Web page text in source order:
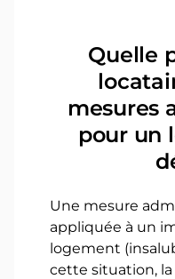
Quelle
mesures
pour un
Une mesure
appliquée à un
logement
cette situation,